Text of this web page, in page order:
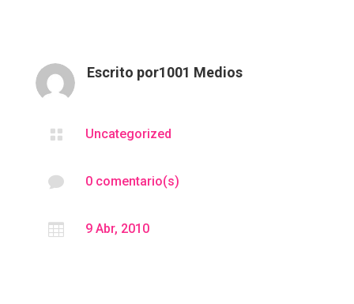
Escrito por1001 Medios
 Uncategorized
 0 comentario(s)
 9 Abr, 2010